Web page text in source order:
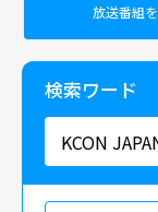
放送番組
検索ワード